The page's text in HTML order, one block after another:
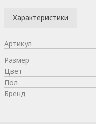
Характеристики
Артикул
Размер
Цвет
Пол
Бренд